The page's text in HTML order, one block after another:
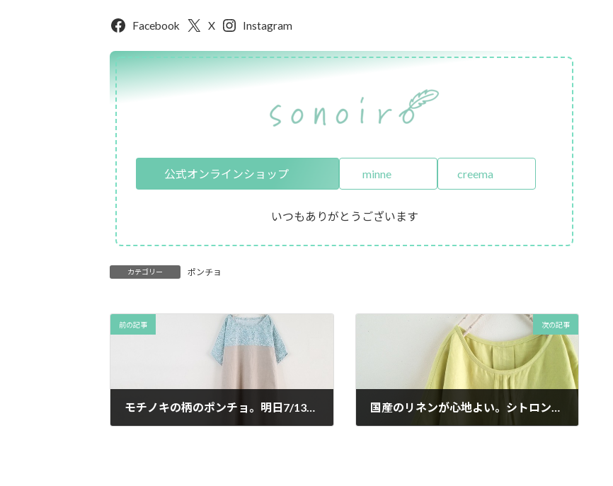
Facebook X Instagram
公式オンラインショップ minne creema
いつもありがとうございます
カテゴリー ポンチョ
前の記事
モチノキの柄のポンチョ。明日7/13にminneに出品します。
次の記事
国産のリネンが心地よい。シトロンイエローのワンピース。